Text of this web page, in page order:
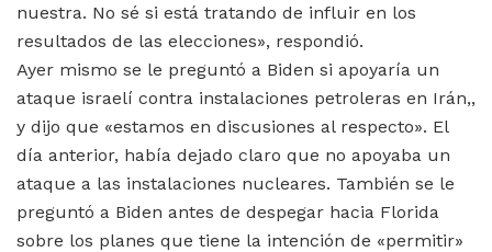
nuestra. No sé si está tratando de influir en los
resultados de las elecciones», respondió.
Ayer mismo se le preguntó a Biden si apoyaría un
ataque israelí contra instalaciones petroleras en Irán,,
y dijo que «estamos en discusiones al respecto». El
día anterior, había dejado claro que no apoyaba un
ataque a las instalaciones nucleares. También se le
preguntó a Biden antes de despegar hacia Florida
sobre los planes que tiene la intención de «permitir»